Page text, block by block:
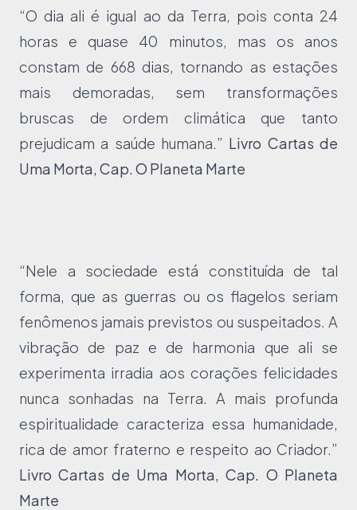
“O dia ali é igual ao da Terra, pois conta 24
horas e quase 40 minutos, mas os anos
constam de 668 dias, tornando as estações
mais demoradas, sem transformações
bruscas de ordem climática que tanto
prejudicam a saúde humana.” Livro Cartas de
Uma Morta, Cap. O Planeta Marte
“Nele a sociedade está constituída de tal
forma, que as guerras ou os flagelos seriam
fenômenos jamais previstos ou suspeitados. A
vibração de paz e de harmonia que ali se
experimenta irradia aos corações felicidades
nunca sonhadas na Terra. A mais profunda
espiritualidade caracteriza essa humanidade,
rica de amor fraterno e respeito ao Criador.”
Livro Cartas de Uma Morta, Cap. O Planeta
Marte